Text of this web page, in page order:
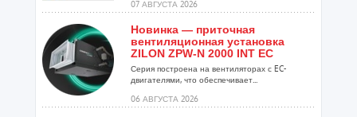
07 АВГУСТА 2026
Новинка — приточная
вентиляционная установка
ZILON ZPW-N 2000 INT EC
Серия построена на вентиляторах с EC-
двигателями, что обеспечивает...
06 АВГУСТА 2026